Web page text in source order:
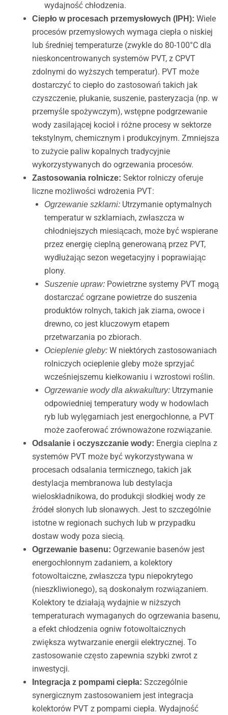
wydajność chłodzenia.
Ciepło w procesach przemysłowych (IPH): Wiele
procesów przemysłowych wymaga ciepła o niskiej
lub średniej temperaturze (zwykle do 80-100°C dla
nieskoncentrowanych systemów PVT, z CPVT
zdolnymi do wyższych temperatur). PVT może
dostarczyć to ciepło do zastosowań takich jak
czyszczenie, płukanie, suszenie, pasteryzacja (np. w
przemyśle spożywczym), wstępne podgrzewanie
wody zasilającej kocioł i różne procesy w sektorze
tekstylnym, chemicznym i produkcyjnym. Zmniejsza
to zużycie paliw kopalnych tradycyjnie
wykorzystywanych do ogrzewania procesów.
Zastosowania rolnicze: Sektor rolniczy oferuje
liczne możliwości wdrożenia PVT:
Ogrzewanie szklarni:Utrzymanie optymalnych
temperatur w szklarniach, zwłaszcza w
chłodniejszych miesiącach, może być wspierane
przez energię cieplną generowaną przez PVT,
wydłużając sezon wegetacyjny i poprawiając
plony.
Suszenie upraw:Powietrzne systemy PVT mogą
dostarczać ogrzane powietrze do suszenia
produktów rolnych, takich jak ziarna, owoce i
drewno, co jest kluczowym etapem
przetwarzania po zbiorach.
Ocieplenie gleby:W niektórych zastosowaniach
rolniczych ocieplenie gleby może sprzyjać
wcześniejszemu kiełkowaniu i wzrostowi roślin.
Ogrzewanie wody dla akwakultury:Utrzymanie
odpowiedniej temperatury wody w hodowlach
ryb lub wylęgarniach jest energochłonne, a PVT
może zaoferować zrównoważone rozwiązanie.
Odsalanie i oczyszczanie wody: Energia cieplna z
systemów PVT może być wykorzystywana w
procesach odsalania termicznego, takich jak
destylacja membranowa lub destylacja
wieloskładnikowa, do produkcji słodkiej wody ze
źródeł słonych lub słonawych. Jest to szczególnie
istotne w regionach suchych lub w przypadku
dostaw wody poza siecią.
Ogrzewanie basenu: Ogrzewanie basenów jest
energochłonnym zadaniem, a kolektory
fotowoltaiczne, zwłaszcza typu niepokrytego
(nieszkliwionego), są doskonałym rozwiązaniem.
Kolektory te działają wydajnie w niższych
temperaturach wymaganych do ogrzewania basenu,
a efekt chłodzenia ogniw fotowoltaicznych
zwiększa wytwarzanie energii elektrycznej. To
zastosowanie często zapewnia szybki zwrot z
inwestycji.
Integracja z pompami ciepła: Szczególnie
synergicznym zastosowaniem jest integracja
kolektorów PVT z pompami ciepła. Wydajność